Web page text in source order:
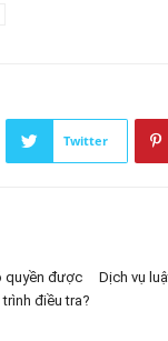
Twitter
quyền được
điều tra?
Dịch vụ